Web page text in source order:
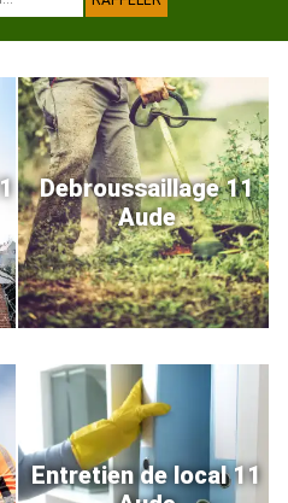
Debroussaillage 11
Aude
Entretien de local 11